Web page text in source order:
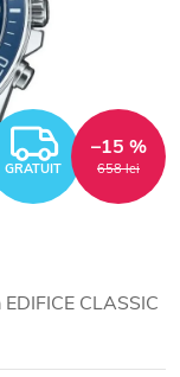
GRATUIT 658 lei
–15 %
CLASSIC